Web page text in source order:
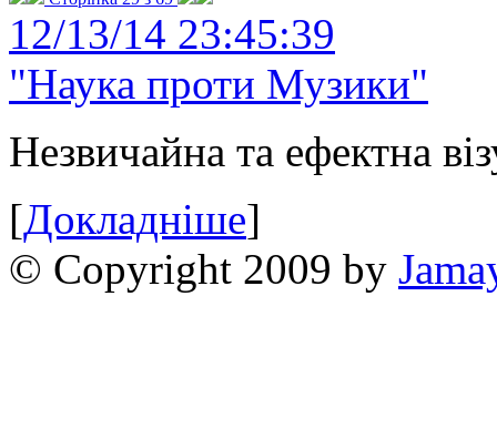
12/13/14 23:45:39
"Наука проти Музики"
Незвичайна та ефектна
[Докладніше]
© Copyright 2009 by